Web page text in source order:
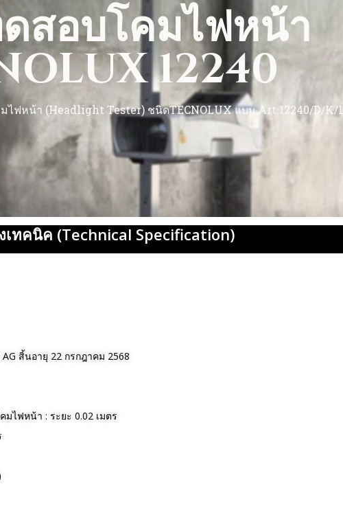
ดสอบโคมไฟหน้า
12240
ฟหน้า (Headlight Tester) ชนิดTECNOLUX แบบ Art.12240/D/K/
เทคนิค (Technical Specification)
สิ้นอายุ 22 กรกฎาคม 2568
มไฟหน้า : ระยะ 0.02 เมตร